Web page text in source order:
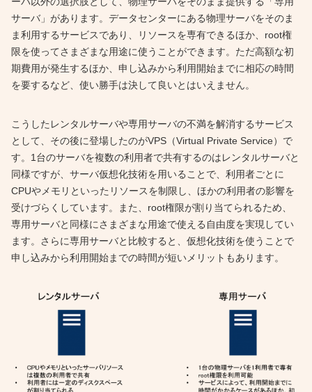
サーバ」があります。データセンターにある物理サーバをそのま
ま利用するサービスであり、リソースを専有できるほか、root権
限を使ってさまざまな用途に使うことができます。ただ高額な初
期費用が発生するほか、申し込みから利用開始までに相応の時間
を要するなど、使い勝手は決して良いとはいえません。
こうしたレンタルサーバや専用サーバの不満を解消するサービス
として、その後に登場したのがVPS（Virtual Private Service）で
す。1台のサーバを複数の利用者で共有するのはレンタルサーバと
同様ですが、サーバ仮想化技術を用いることで、利用者ごとに
CPUやメモリといったリソースを制限し、ほかの利用者の影響を
受けづらくしています。また、root権限が割り当てられるため、
専用サーバと同様にさまざまな用途で使える自由度を実現してい
ます。さらに専用サーバと比較すると、仮想化技術を使うことで
申し込みから利用開始までの時間が短いメリットもあります。